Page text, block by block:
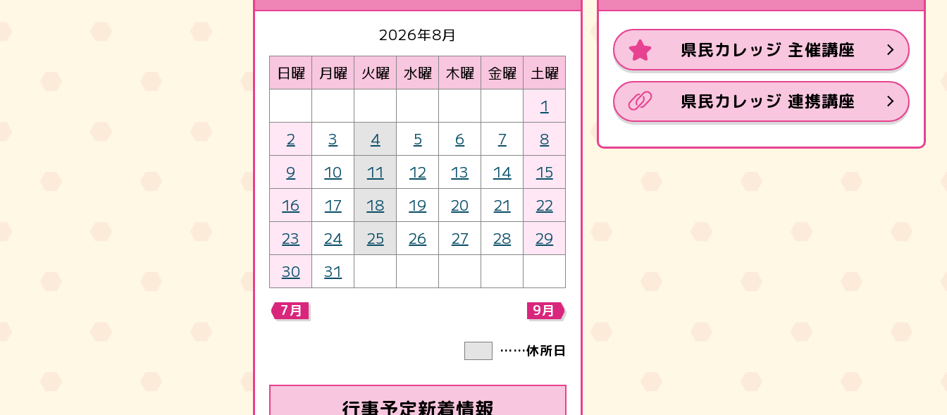
2026年8月
日曜
月曜 火曜 水曜 木曜 金曜
土曜
1
2
3 4 5 6 7
8
9
10 11 12 13 14
15
16
17 18 19 20 21
22
23
24 25 26 27 28
29
30
31
7月 9月
……休所日
行事予定新着情報
県民カレッジ 主催講座
県民カレッジ 連携講座